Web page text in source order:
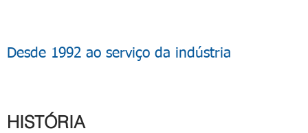
Desde 1992 ao serviço da indústria
HISTÓRIA